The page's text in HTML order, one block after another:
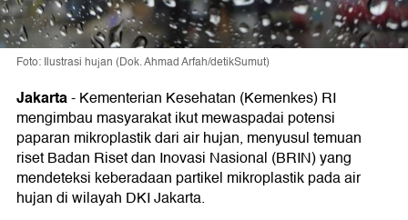
Foto: Ilustrasi hujan (Dok. Ahmad Arfah/detikSumut)
Jakarta-Kementerian Kesehatan (Kemenkes) RI
mengimbau masyarakat ikut mewaspadai potensi
paparan mikroplastik dari air hujan, menyusul temuan
riset Badan Riset dan Inovasi Nasional (BRIN) yang
mendeteksi keberadaan partikel mikroplastik pada air
hujan di wilayah DKI Jakarta.